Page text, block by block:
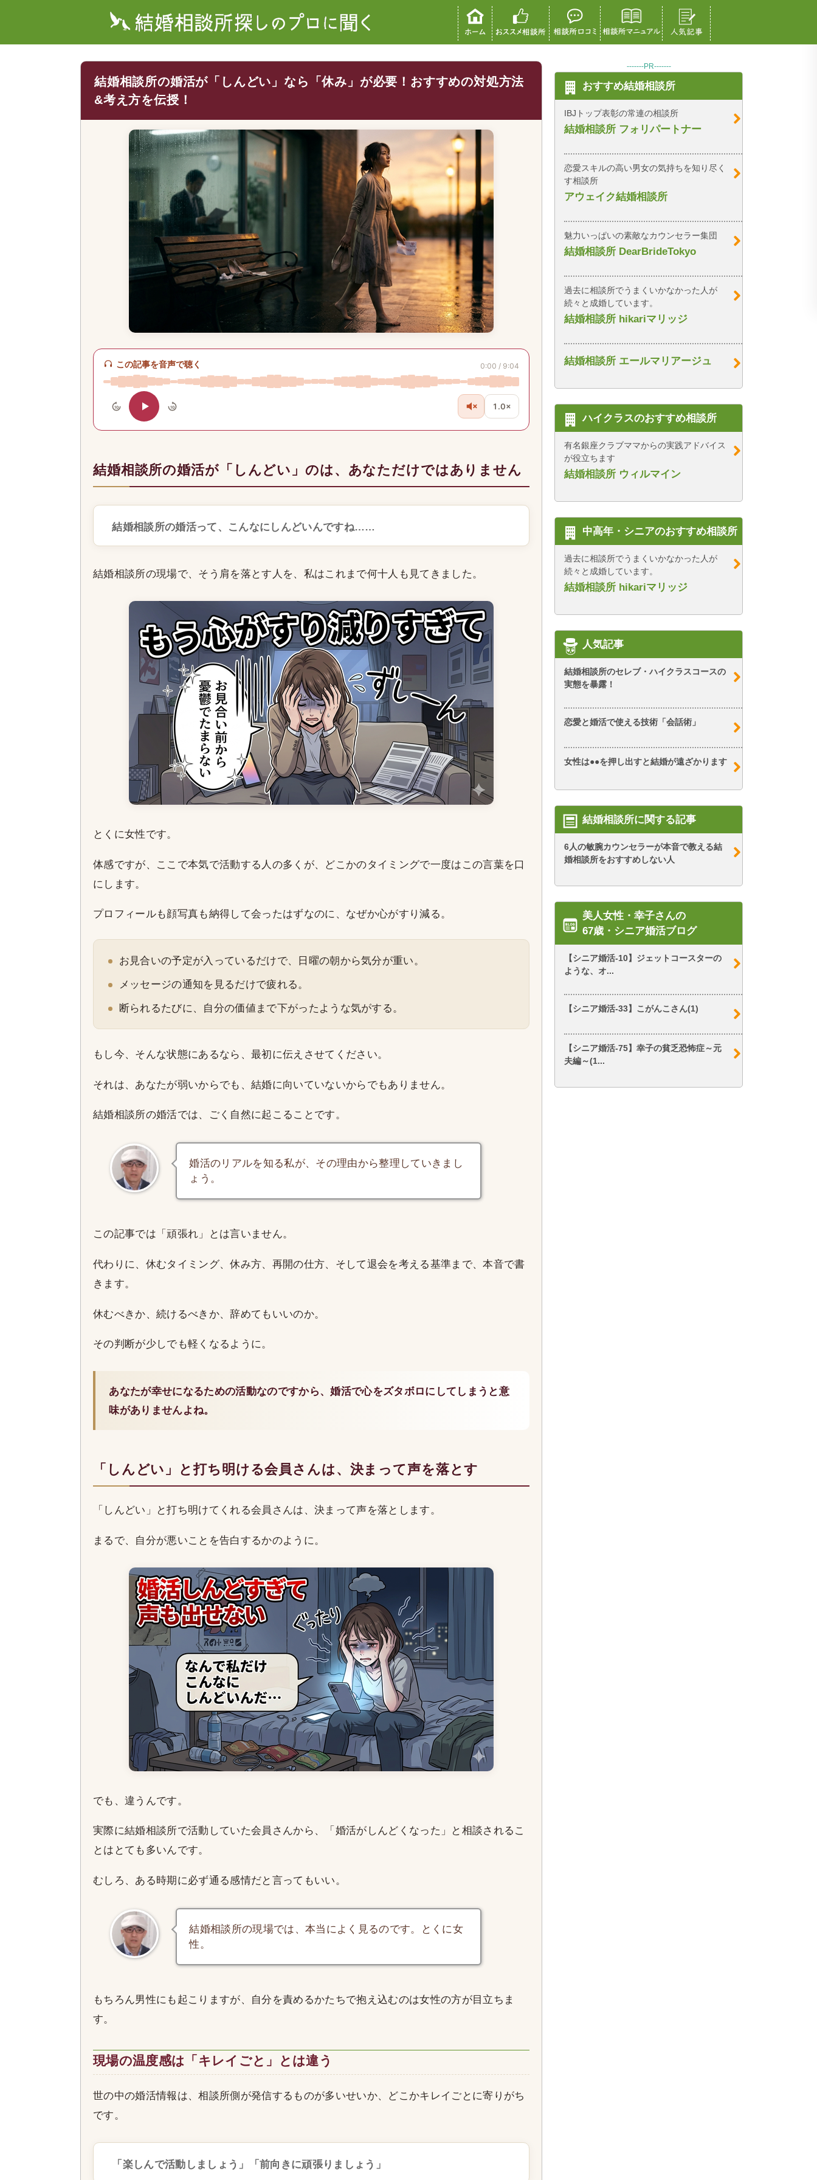
結婚相談所の婚活が「しんどい」なら「休み」が必要！おすすめの対処方法
&考え方を伝授！
この記事を音声で聴く 0:00 / 9:04
10 10 1.0×
結婚相談所の婚活が「しんどい」のは、あなただけではありません
結婚相談所の婚活って、こんなにしんどいんですね……
結婚相談所の現場で、そう肩を落とす人を、私はこれまで何十人も見てきました。
とくに女性です。
体感ですが、ここで本気で活動する人の多くが、どこかのタイミングで一度はこの言葉を口
にします。
プロフィールも顔写真も納得して会ったはずなのに、なぜか心がすり減る。
お見合いの予定が入っているだけで、日曜の朝から気分が重い。
メッセージの通知を見るだけで疲れる。
断られるたびに、自分の価値まで下がったような気がする。
もし今、そんな状態にあるなら、最初に伝えさせてください。
それは、あなたが弱いからでも、結婚に向いていないからでもありません。
結婚相談所の婚活では、ごく自然に起こることです。
婚活のリアルを知る私が、その理由から整理していきまし
ょう。
この記事では「頑張れ」とは言いません。
代わりに、休むタイミング、休み方、再開の仕方、そして退会を考える基準まで、本音で書
きます。
休むべきか、続けるべきか、辞めてもいいのか。
その判断が少しでも軽くなるように。
あなたが幸せになるための活動なのですから、婚活で心をズタボロにしてしまうと意
味がありませんよね。
「しんどい」と打ち明ける会員さんは、決まって声を落とす
「しんどい」と打ち明けてくれる会員さんは、決まって声を落とします。
まるで、自分が悪いことを告白するかのように。
でも、違うんです。
実際に結婚相談所で活動していた会員さんから、「婚活がしんどくなった」と相談されるこ
とはとても多いんです。
むしろ、ある時期に必ず通る感情だと言ってもいい。
結婚相談所の現場では、本当によく見るのです。とくに女
性。
もちろん男性にも起こりますが、自分を責めるかたちで抱え込むのは女性の方が目立ちま
す。
現場の温度感は「キレイごと」とは違う
世の中の婚活情報は、相談所側が発信するものが多いせいか、どこかキレイごとに寄りがち
です。
「楽しんで活動しましょう」「前向きに頑張りましょう」
-------PR-------
おすすめ結婚相談所
IBJトップ表彰の常連の相談所
結婚相談所 フォリパートナー
恋愛スキルの高い男女の気持ちを知り尽く
す相談所
アウェイク結婚相談所
魅力いっぱいの素敵なカウンセラー集団
結婚相談所 DearBrideTokyo
過去に相談所でうまくいかなかった人が
続々と成婚しています。
結婚相談所 hikariマリッジ
結婚相談所 エールマリアージュ
ハイクラスのおすすめ相談所
有名銀座クラブママからの実践アドバイス
が役立ちます
結婚相談所 ウィルマイン
中高年・シニアのおすすめ相談所
過去に相談所でうまくいかなかった人が
続々と成婚しています。
結婚相談所 hikariマリッジ
人気記事
結婚相談所のセレブ・ハイクラスコースの
実態を暴露！
恋愛と婚活で使える技術「会話術」
女性は●●を押し出すと結婚が遠ざかります
結婚相談所に関する記事
6人の敏腕カウンセラーが本音で教える結
婚相談所をおすすめしない人
美人女性・幸子さんの
67歳・シニア婚活ブログ
【シニア婚活-10】ジェットコースターの
ような、オ...
【シニア婚活-33】こがんこさん(1)
【シニア婚活-75】幸子の貧乏恐怖症～元
夫編～(1...